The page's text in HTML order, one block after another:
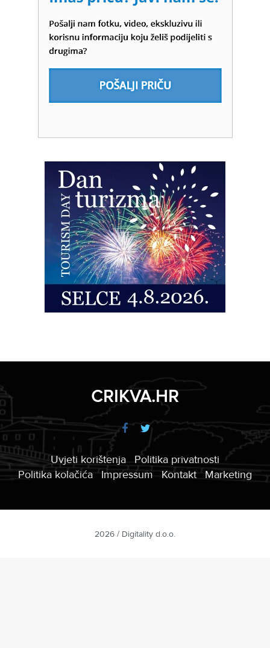
CRIKVA.HR
Uvjeti korištenja
Politika privatnosti
Politika kolačića
Impressum Kontakt Marketing
2026 / Digitality d.o.o.